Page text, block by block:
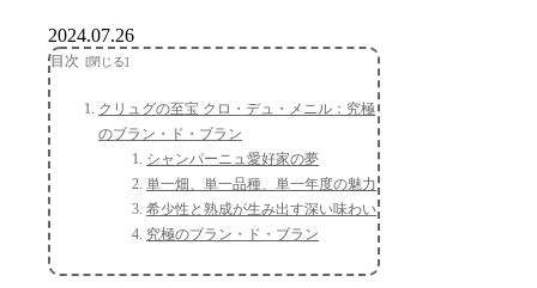
2024.07.26
目次
クリュグの至宝 クロ・デュ・メニル：究極
のブラン・ド・ブラン
シャンパーニュ愛好家の夢
単一畑、単一品種、単一年度の魅力
希少性と熟成が生み出す深い味わい
究極のブラン・ド・ブラン